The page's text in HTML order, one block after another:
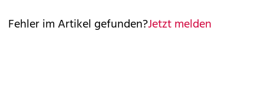
Fehler im Artikel gefunden?Jetzt melden